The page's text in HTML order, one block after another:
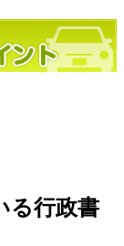
る行政書